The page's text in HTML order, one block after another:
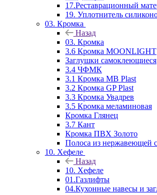
17.Реставрационный
19. Уплотнитель
03. Кромка
Назад
03. Кромка
3.6 Кромка MOONLIGHT
Заглушки самоклеющиеся
3.4 ЧФМК
3.1 Кромка MB Plast
3.2 Кромка GP Plast
3.3 Кромка Увадрев
3.5 Кромка меламиновая
Кромка Глянец
3.7 Кант
Кромка ПВХ Золото
Полоса из нержавеющей
10. Хефеле
Назад
10. Хефеле
01.Газлифты
04.Кухонные навесы и